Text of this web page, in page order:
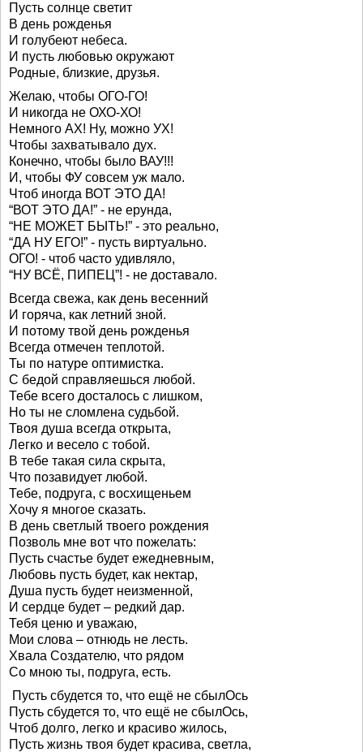
Пусть солнце светит
В день рожденья
И голубеют небеса.
И пусть любовью окружают
Родные, близкие, друзья.
Желаю, чтобы ОГО-ГО!
И никогда не ОХО-ХО!
Немного АХ! Ну, можно УХ!
Чтобы захватывало дух.
Конечно, чтобы было ВАУ!!!
И, чтобы ФУ совсем уж мало.
Чтоб иногда ВОТ ЭТО ДА!
“ВОТ ЭТО ДА!” - не ерунда,
“НЕ МОЖЕТ БЫТЬ!” - это реально,
“ДА НУ ЕГО!” - пусть виртуально.
ОГО! - чтоб часто удивляло,
“НУ ВСЁ, ПИПЕЦ”! - не доставало.
Всегда свежа, как день весенний
И горяча, как летний зной.
И потому твой день рожденья
Всегда отмечен теплотой.
Ты по натуре оптимистка.
С бедой справляешься любой.
Тебе всего досталось с лишком,
Но ты не сломлена судьбой.
Твоя душа всегда открыта,
Легко и весело с тобой.
В тебе такая сила скрыта,
Что позавидует любой.
Тебе, подруга, с восхищеньем
Хочу я многое сказать.
В день светлый твоего рождения
Позволь мне вот что пожелать:
Пусть счастье будет ежедневным,
Любовь пусть будет, как нектар,
Душа пусть будет неизменной,
И сердце будет – редкий дар.
Тебя ценю и уважаю,
Мои слова – отнюдь не лесть.
Хвала Создателю, что рядом
Со мною ты, подруга, есть.
Пусть сбудется то, что ещё не сбылОсь
Пусть сбудется то, что ещё не сбылОсь,
Чтоб долго, легко и красиво жилось,
Пусть жизнь твоя будет красива, светла,